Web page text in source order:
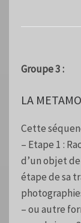
Groupe 3 :
LA
Cette
– Etape 1 :
d’un objet
étape de sa
– ou autre